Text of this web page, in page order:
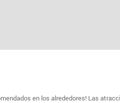
en los alrededores! Las